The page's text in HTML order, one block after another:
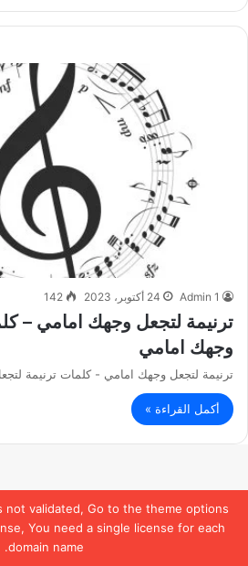
not validated, Go to the theme options
You need a single license for each
domain name.
Admin 1 24 أكتوبر، 2023 142
ترنيمة لتجعل وجهك امامي –
وجهك امامي
ترنيمة لتجعل وجهك امامي - كلمات ترنيمة
أكمل القراءة »